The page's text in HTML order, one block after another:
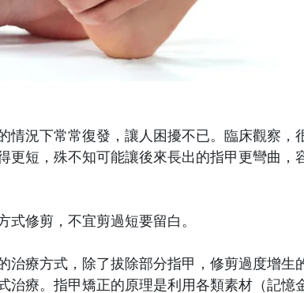
情況下常常復發，讓人困擾不已。臨床觀察，
更短，殊不知可能讓後來長出的指甲更彎曲，
修剪，不宜剪過短要留白。
治療方式，除了拔除部分指甲，修剪過度增生
治療。指甲矯正的原理是利用各類素材（記憶